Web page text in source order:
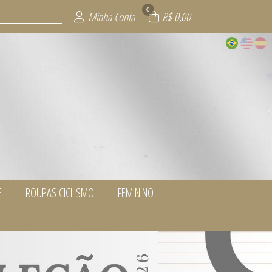
Minha Conta 0 R$ 0,00
SIZE
ROUPAS CICLISMO FEMININO